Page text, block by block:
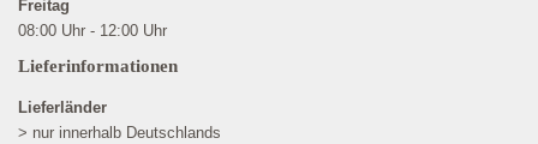
Freitag
08:00 Uhr - 12:00 Uhr
Lieferinformationen
Lieferländer
> nur innerhalb Deutschlands